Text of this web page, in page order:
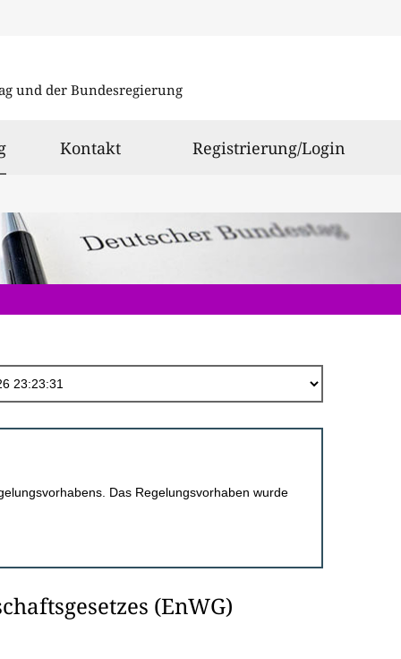
und der Bundesregierung
ausgewählt
Kontakt Registrierung/Login
Das Regelungsvorhaben wurde
(EnWG)